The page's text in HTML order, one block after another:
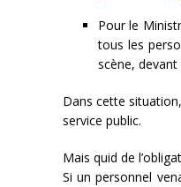
Pour le
tous les
scène, devant
Dans cette
service public.
Mais quid de
Si un personnel